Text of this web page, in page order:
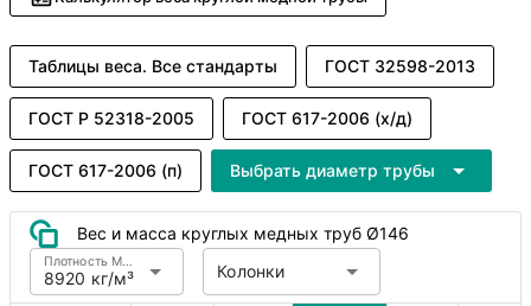
Таблицы веса. Все стандарты ГОСТ 32598-2013
ГОСТ Р 52318-2005 ГОСТ 617-2006 (х/д)
ГОСТ 617-2006 (п) Выбрать диаметр трубы
Вес и масса круглых медных труб Ø146
8920 кг/м³
Плотность Медь Колонки